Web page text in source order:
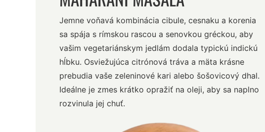
Jemne voňavá kombinácia cibule, cesnaku a korenia
sa spája s rímskou rascou a senovkou gréckou, aby
vašim vegetariánskym jedlám dodala typickú indickú
hĺbku. Osviežujúca citrónová tráva a mäta krásne
prebudia vaše zeleninové kari alebo šošovicový dhal.
Ideálne je zmes krátko opražiť na oleji, aby sa naplno
rozvinula jej chuť.